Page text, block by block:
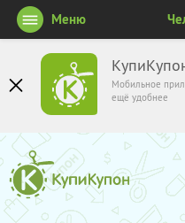
Мобильное
ещё удобнее
Меню